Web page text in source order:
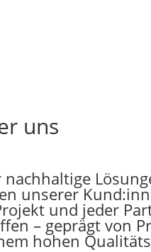
uns
unserer
und jeder
– geprägt von
hohen